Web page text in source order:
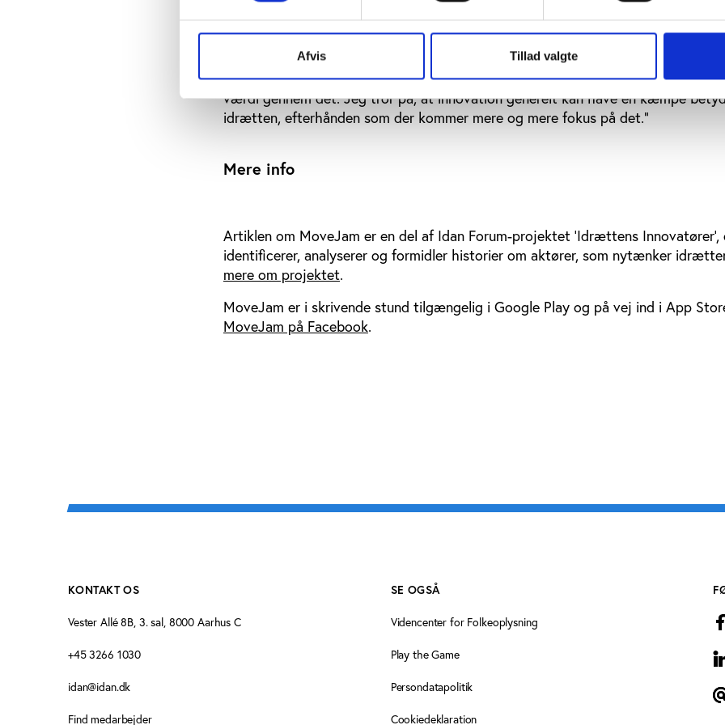
Afvis Tillad valgte
kommet ind i et miljø eller en kultur, hvor det er ok, hvis man fejler, for så prøver
bare igen,” siger Christina Meisner Jørgensen. Mikkel Hviid supplerer:
”MoveJam er jo ikke helt vildt nytænkende, men det er en lettere måde at gøre
som forhåbentlig får nogle flere mennesker i bevægelse, og så håber jeg, at vi
værdi gennem det. Jeg tror på, at innovation generelt kan have en kæmpe
idrætten, efterhånden som der kommer mere og mere fokus på det.”
Mere info
Artiklen om MoveJam er en del af Idan Forum-projektet ’Idrættens Innovatører’,
identificerer, analyserer og formidler historier om aktører, som nytænker
mere om projektet.
MoveJam er i skrivende stund tilgængelig i Google Play og på vej ind i App
MoveJam på Facebook.
KONTAKT OS
Vester Allé 8B, 3. sal, 8000 Aarhus C
+45 3266 1030
idan@idan.dk
Find medarbejder
SE OGSÅ
Videncenter for Folkeoplysning
Play the Game
Persondatapolitik
Cookiedeklaration